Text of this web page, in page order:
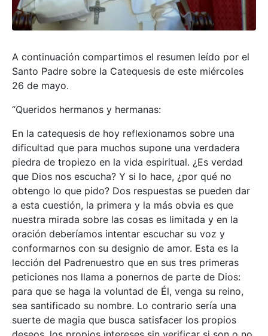
A continuación compartimos el resumen leído por el
Santo Padre sobre la Catequesis de este miércoles
26 de mayo.
“Queridos hermanos y hermanas:
En la catequesis de hoy reflexionamos sobre una
dificultad que para muchos supone una verdadera
piedra de tropiezo en la vida espiritual. ¿Es verdad
que Dios nos escucha? Y si lo hace, ¿por qué no
obtengo lo que pido? Dos respuestas se pueden dar
a esta cuestión, la primera y la más obvia es que
nuestra mirada sobre las cosas es limitada y en la
oración deberíamos intentar escuchar su voz y
conformarnos con su designio de amor. Esta es la
lección del Padrenuestro que en sus tres primeras
peticiones nos llama a ponernos de parte de Dios:
para que se haga la voluntad de Él, venga su reino,
sea santificado su nombre. Lo contrario sería una
suerte de magia que busca satisfacer los propios